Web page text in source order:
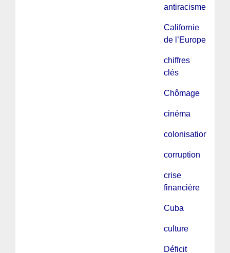
antiracisme
Californie
de l’Europe
chiffres
clés
Chômage
cinéma
colonisation
corruption
crise
financière
Cuba
culture
Déficit